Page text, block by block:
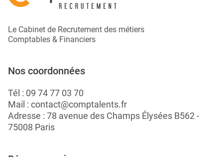
Le Cabinet de Recrutement des métiers
Comptables & Financiers
Nos coordonnées
Tél : 09 74 77 03 70
Mail : contact@comptalents.fr
Adresse : 78 avenue des Champs Élysées B562 -
75008 Paris
Réseaux sociaux